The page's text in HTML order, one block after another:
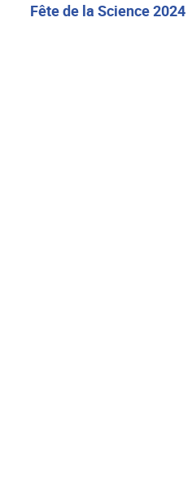
Fête de la Science 2024